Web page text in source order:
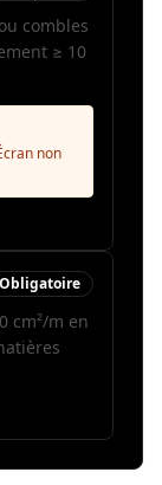
combles
≥ 10
non
Obligatoire
cm²/m en